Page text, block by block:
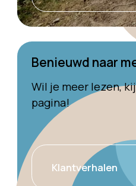
Benieuwd naar
Wil je meer lezen,
pagina!
Klantverhalen